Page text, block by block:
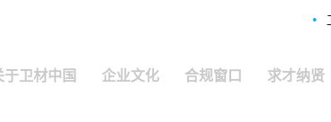
•
于卫材中国 企业文化 合规窗口 求才纳贤